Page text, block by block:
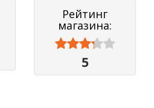
Рейтинг
магазина:



5